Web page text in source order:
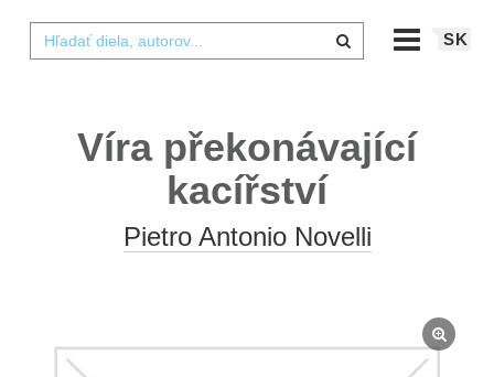
SK
Víra překonávající
kacířství
Pietro Antonio Novelli